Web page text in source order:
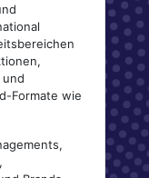
Formate wie